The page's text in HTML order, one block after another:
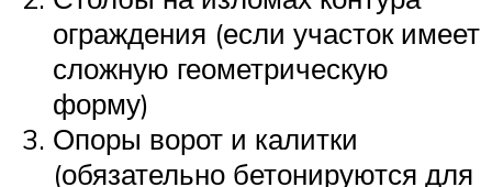
ограждения (если участок имеет
сложную геометрическую
форму)
Опоры ворот и калитки
(обязательно бетонируются для